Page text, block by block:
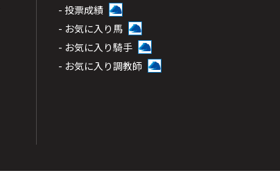
- 投票成績
- お気に入り馬
- お気に入り騎手
- お気に入り調教師